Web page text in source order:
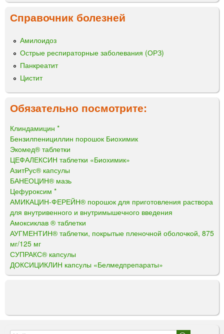
Справочник болезней
Амилоидоз
Острые респираторные заболевания (ОРЗ)
Панкреатит
Цистит
Обязательно посмотрите:
Клиндамицин *
Бензилпенициллин порошок Биохимик
Экомед® таблетки
ЦЕФАЛЕКСИН таблетки «Биохимик»
АзитРус® капсулы
БАНЕОЦИН® мазь
Цефуроксим *
АМИКАЦИН-ФЕРЕЙН® порошок для приготовления раствора
для внутривенного и внутримышечного введения
Амоксиклав ® таблетки
АУГМЕНТИН® таблетки, покрытые пленочной оболочкой, 875
мг/125 мг
СУПРАКС® капсулы
ДОКСИЦИКЛИН капсулы «Белмедпрепараты»